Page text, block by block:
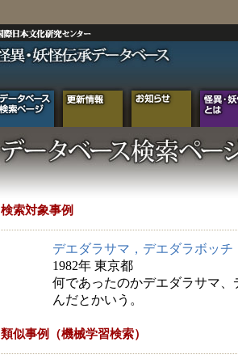
検索対象事例
デエダラサマ，デエダラボッチ
1982年 東京都
何であったのかデエダラサマ
んだとかいう。
類似事例（機械学習検索）